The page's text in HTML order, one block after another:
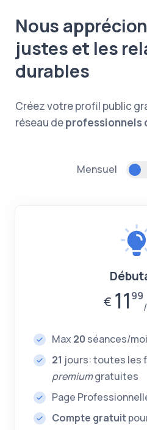
Nous
justes et les
durables
Créez votre profil public
réseau deprofessionnels
Mensuel
€ 1199
Max 20 séances/
21 jours: toutes les
premiumgratuites
Page
Compte gratuit